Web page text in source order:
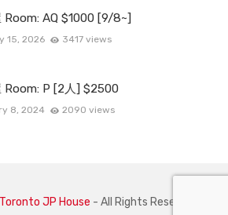
Room: AQ $1000 [9/8~]
15, 2026 3417 views
Room: P [2人] $2500
8, 2024 2090 views
Toronto JP House - All Rights Reserved.